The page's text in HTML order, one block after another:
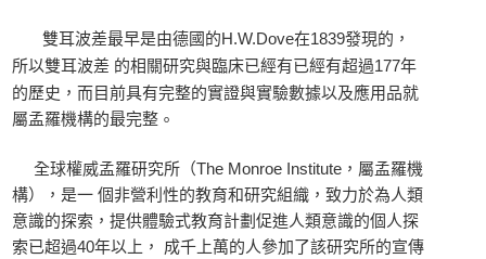
雙耳波差最早是由德國的H.W.Dove在1839發現的，
所以雙耳波差 的相關研究與臨床已經有已經有超過177年
的歷史，而目前具有完整的實證與實驗數據以及應用品就
屬孟羅機構的最完整 。
全球權威孟羅研究所（The Monroe Institute，屬孟羅機
構），是一 個非營利性的教育和研究組織，致力於為人類
意識的探索，提供體驗式教育計劃促進人類意識的個人探
索已超過40年以上， 成千上萬的人參加了該研究所的宣傳